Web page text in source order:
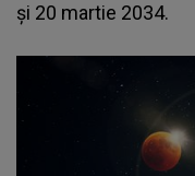
și 20 martie 2034.